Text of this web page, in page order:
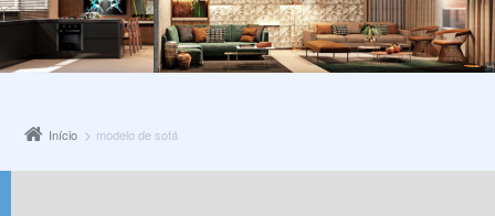
Início modelo de sofá